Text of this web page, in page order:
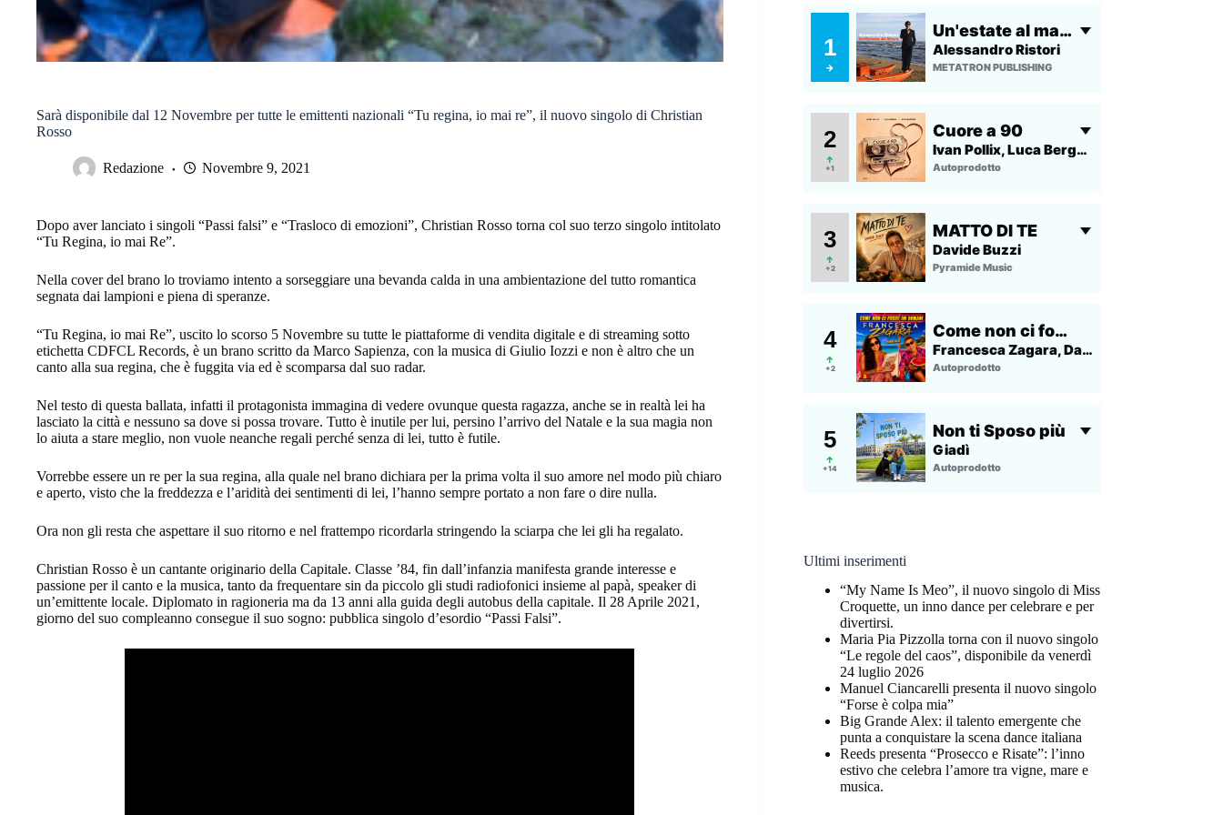
Sarà disponibile dal 12 Novembre per tutte le emittenti nazionali “Tu regina, io mai re”, il nuovo singolo di Christian
Rosso
Redazione Novembre 9, 2021
Dopo aver lanciato i singoli “Passi falsi” e “Trasloco di emozioni”, Christian Rosso torna col suo terzo singolo intitolato
“Tu Regina, io mai Re”.
Nella cover del brano lo troviamo intento a sorseggiare una bevanda calda in una ambientazione del tutto romantica
segnata dai lampioni e piena di speranze.
“Tu Regina, io mai Re”, uscito lo scorso 5 Novembre su tutte le piattaforme di vendita digitale e di streaming sotto
etichetta CDFCL Records, è un brano scritto da Marco Sapienza, con la musica di Giulio Iozzi e non è altro che un
canto alla sua regina, che è fuggita via ed è scomparsa dal suo radar.
Nel testo di questa ballata, infatti il protagonista immagina di vedere ovunque questa ragazza, anche se in realtà lei ha
lasciato la città e nessuno sa dove si possa trovare. Tutto è inutile per lui, persino l’arrivo del Natale e la sua magia non
lo aiuta a stare meglio, non vuole neanche regali perché senza di lei, tutto è futile.
Vorrebbe essere un re per la sua regina, alla quale nel brano dichiara per la prima volta il suo amore nel modo più chiaro
e aperto, visto che la freddezza e l’aridità dei sentimenti di lei, l’hanno sempre portato a non fare o dire nulla.
Ora non gli resta che aspettare il suo ritorno e nel frattempo ricordarla stringendo la sciarpa che lei gli ha regalato.
Christian Rosso è un cantante originario della Capitale. Classe ’84, fin dall’infanzia manifesta grande interesse e
passione per il canto e la musica, tanto da frequentare sin da piccolo gli studi radiofonici insieme al papà, speaker di
un’emittente locale. Diplomato in ragioneria ma da 13 anni alla guida degli autobus della capitale. Il 28 Aprile 2021,
giorno del suo compleanno consegue il suo sogno: pubblica singolo d’esordio “Passi Falsi”.
Ultimi inserimenti
“My Name Is Meo”, il nuovo singolo di Miss
Croquette, un inno dance per celebrare e per
divertirsi.
Maria Pia Pizzolla torna con il nuovo singolo
“Le regole del caos”, disponibile da venerdì
24 luglio 2026
Manuel Ciancarelli presenta il nuovo singolo
“Forse è colpa mia”
Big Grande Alex: il talento emergente che
punta a conquistare la scena dance italiana
Reeds presenta “Prosecco e Risate”: l’inno
estivo che celebra l’amore tra vigne, mare e
musica.